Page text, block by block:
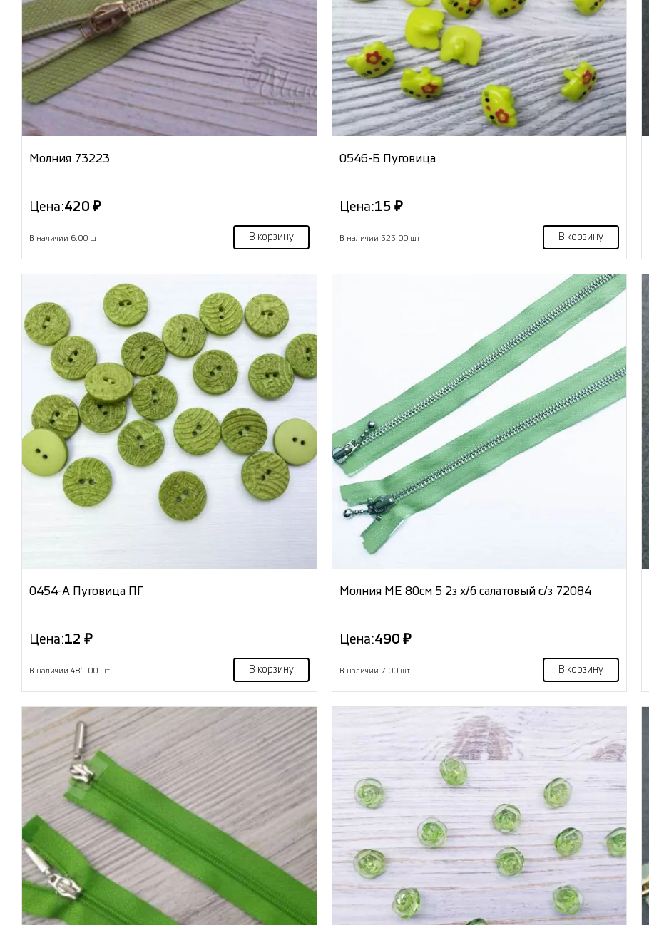
Молния 73223
Цена:420 ₽
В наличии 6.00 шт В корзину
0546-Б Пуговица
Цена:15 ₽
В наличии 323.00 шт В корзину
0454-А Пуговица ПГ
Цена:12 ₽
В наличии 481.00 шт В корзину
Молния МЕ 80см 5 2з х/б салатовый с/з 72084
Цена:490 ₽
В наличии 7.00 шт В корзину